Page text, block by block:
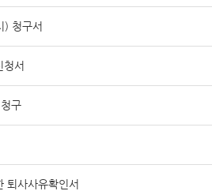
) 청구서
청서
구
퇴사사유확인서